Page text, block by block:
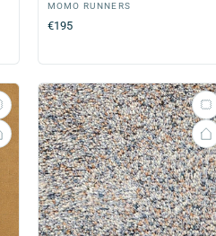
Verkoper:
MOMO RUNNERS
Normale
€195